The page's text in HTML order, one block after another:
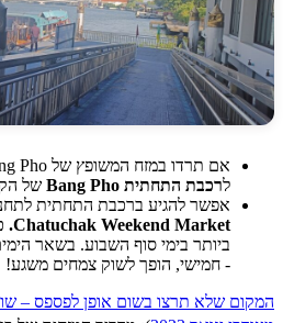
רכבת התחתית Bang Pho של הקו
אפשר להגיע ברכבת התחתית לתחנת
Chatuchak Weekend Market.
כדאי
ביותר בימי סוף השבוע. בשאר הימים,
- חמישי, הופך לשוק צמחים משגע!
שלא תרצו בשום אופן לפספס – שוק יום